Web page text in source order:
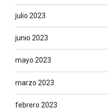
julio 2023
junio 2023
mayo 2023
marzo 2023
febrero 2023